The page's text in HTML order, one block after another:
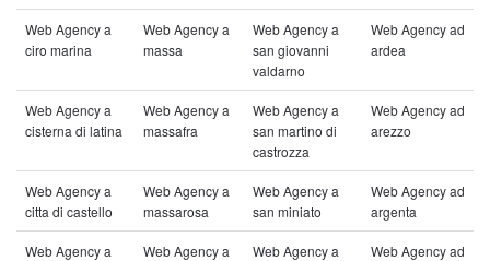
Web Agency a
ciro marina
Web Agency a
massa
Web Agency a
san giovanni
valdarno
Web Agency ad
ardea
Web Agency a
cisterna di latina
Web Agency a
massafra
Web Agency a
san martino di
castrozza
Web Agency ad
arezzo
Web Agency a
citta di castello
Web Agency a
massarosa
Web Agency a
san miniato
Web Agency ad
argenta
Web Agency a
Web Agency a
Web Agency a
Web Agency ad